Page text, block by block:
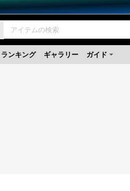
ランキング ギャラリー ガイド